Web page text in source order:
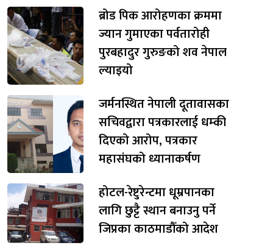
ब्रोड पिक आरोहणका क्रममा
ज्यान गुमाएका पर्वतारोही
पुरबहादुर गुरुङको शव नेपाल
ल्याइयो
जर्मनस्थित नेपाली दूतावासका
सचिवद्वारा पत्रकारलाई धम्की
दिएको आरोप, पत्रकार
महासंघको ध्यानाकर्षण
होटल-रेष्टुरेन्टमा धूम्रपानका
लागि छुट्टै स्थान बनाउनु पर्ने
जिप्रका काठमाडौँको आदेश